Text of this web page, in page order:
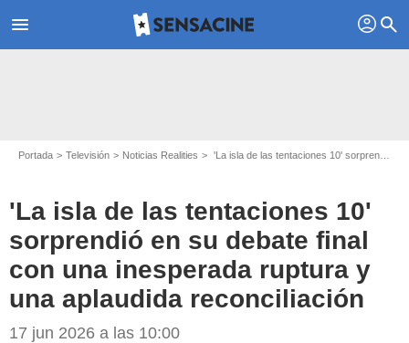
menu profil search
Portada Televisión Noticias Realities 'La isla de las tentaciones 10' sorprendió en su debate final con una inesperada ruptura y una aplaudida reconciliación
'La isla de las tentaciones 10'
sorprendió en su debate final
con una inesperada ruptura y
una aplaudida reconciliación
17 jun 2026 a las 10:00